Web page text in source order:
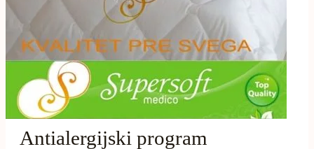
Antialergijski program